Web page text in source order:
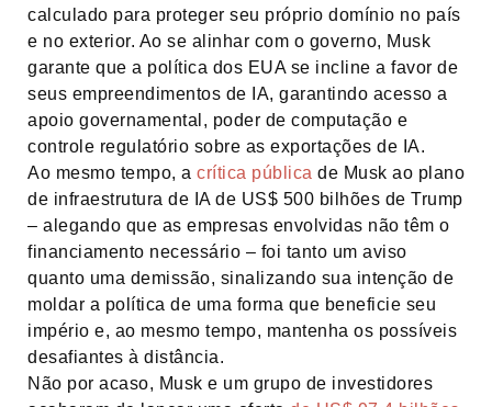
calculado para proteger seu próprio domínio no país
e no exterior. Ao se alinhar com o governo, Musk
garante que a política dos EUA se incline a favor de
seus empreendimentos de IA, garantindo acesso a
apoio governamental, poder de computação e
controle regulatório sobre as exportações de IA.
Ao mesmo tempo, a crítica pública de Musk ao plano
de infraestrutura de IA de US$ 500 bilhões de Trump
– alegando que as empresas envolvidas não têm o
financiamento necessário – foi tanto um aviso
quanto uma demissão, sinalizando sua intenção de
moldar a política de uma forma que beneficie seu
império e, ao mesmo tempo, mantenha os possíveis
desafiantes à distância.
Não por acaso, Musk e um grupo de investidores